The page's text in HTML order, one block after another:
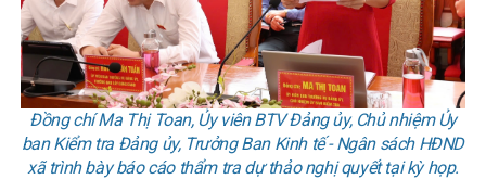
Đồng chí Ma Thị Toan, Ủy viên BTV Đảng ủy, Chủ nhiệm Ủy
ban Kiểm tra Đảng ủy, Trưởng Ban Kinh tế - Ngân sách HĐND
xã trình bày báo cáo thẩm tra dự thảo nghị quyết tại kỳ họp.